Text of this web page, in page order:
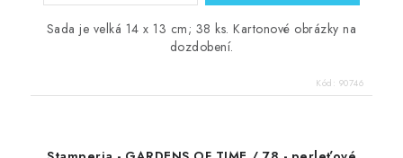
Sada je velká 14 x 13 cm; 38 ks. Kartonové obrázky na
dozdobení.
Kód: 90746